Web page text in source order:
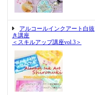
アルコールインクアート白抜
き講座
＜スキルアップ講座vol.3＞